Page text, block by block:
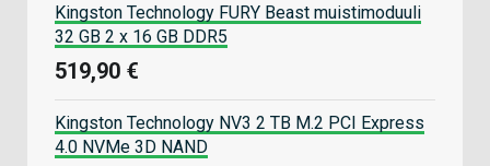
Kingston Technology FURY Beast muistimoduuli
32 GB 2 x 16 GB DDR5
519,90 €
Kingston Technology NV3 2 TB M.2 PCI Express
4.0 NVMe 3D NAND